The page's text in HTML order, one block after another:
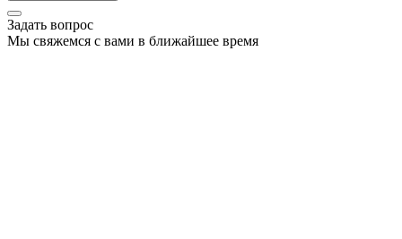
Задать вопрос
Мы свяжемся с вами в ближайшее время